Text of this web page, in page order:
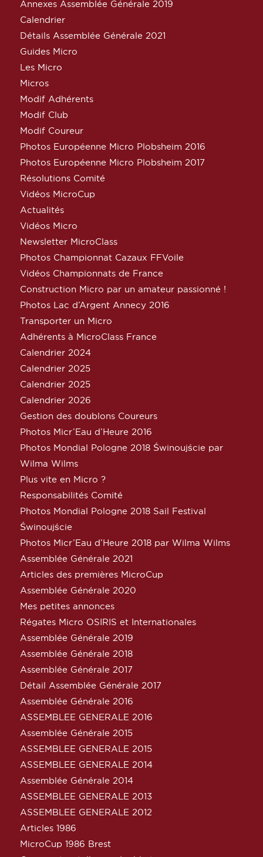
Annexes Assemblée Générale 2019
Calendrier
Détails Assemblée Générale 2021
Guides Micro
Les Micro
Micros
Modif Adhérents
Modif Club
Modif Coureur
Photos Européenne Micro Plobsheim 2016
Photos Européenne Micro Plobsheim 2017
Résolutions Comité
Vidéos MicroCup
Actualités
Vidéos Micro
Newsletter MicroClass
Photos Championnat Cazaux FFVoile
Vidéos Championnats de France
Construction Micro par un amateur passionné !
Photos Lac d’Argent Annecy 2016
Transporter un Micro
Adhérents à MicroClass France
Calendrier 2024
Calendrier 2025
Calendrier 2025
Calendrier 2026
Gestion des doublons Coureurs
Photos Micr’Eau d’Heure 2016
Photos Mondial Pologne 2018 Świnoujście par
Wilma Wilms
Plus vite en Micro ?
Responsabilités Comité
Photos Mondial Pologne 2018 Sail Festival
Świnoujście
Photos Micr’Eau d’Heure 2018 par Wilma Wilms
Assemblée Générale 2021
Articles des premières MicroCup
Assemblée Générale 2020
Mes petites annonces
Régates Micro OSIRIS et Internationales
Assemblée Générale 2019
Assemblée Générale 2018
Assemblée Générale 2017
Détail Assemblée Générale 2017
Assemblée Générale 2016
ASSEMBLEE GENERALE 2016
Assemblée Générale 2015
ASSEMBLEE GENERALE 2015
ASSEMBLEE GENERALE 2014
Assemblée Générale 2014
ASSEMBLEE GENERALE 2013
ASSEMBLEE GENERALE 2012
Articles 1986
MicroCup 1986 Brest